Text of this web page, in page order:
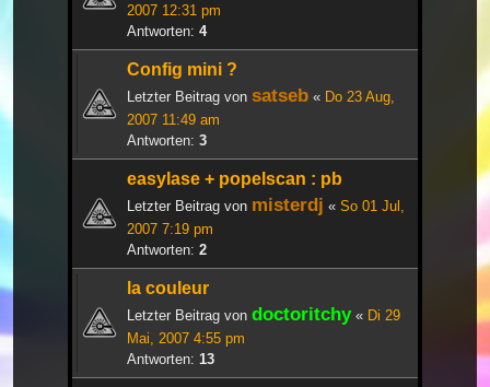
2007 12:31 pm
Antworten: 4
Config mini ?
Letzter Beitrag von satseb « Do 23 Aug,
2007 11:49 am
Antworten: 3
easylase + popelscan : pb
Letzter Beitrag von misterdj « So 01 Jul,
2007 7:19 pm
Antworten: 2
la couleur
Letzter Beitrag von doctoritchy« Di 29
Mai, 2007 4:55 pm
Antworten: 13